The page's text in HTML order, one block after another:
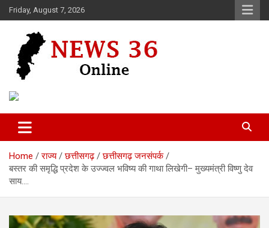
Skip
to
Friday, August 7, 2026
News 36
Home राज्य छत्तीसगढ़
छत्तीसगढ़ जनसंपर्क
बस्तर की समृद्धि प्रदेश के उज्ज्वल भविष्य की गाथा लिखेगी– मुख्यमंत्री विष्णु देव
साय….